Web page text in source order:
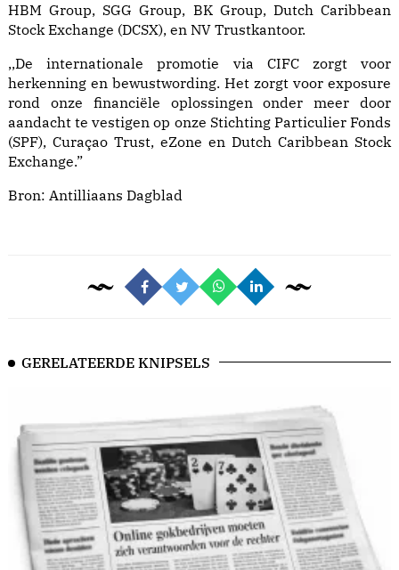
HBM Group, SGG Group, BK Group, Dutch Caribbean
Stock Exchange (DCSX), en NV Trustkantoor.
,,De internationale promotie via CIFC zorgt voor
herkenning en bewustwording. Het zorgt voor exposure
rond onze financiële oplossingen onder meer door
aandacht te vestigen op onze Stichting Particulier Fonds
(SPF), Curaçao Trust, eZone en Dutch Caribbean Stock
Exchange.”
Bron: Antilliaans Dagblad
GERELATEERDE KNIPSELS